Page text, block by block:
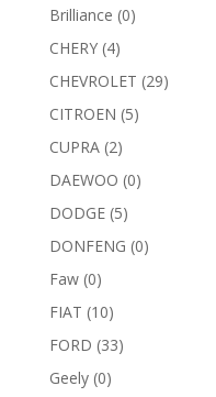
Brilliance (0)
CHERY (4)
CHEVROLET (29)
CITROEN (5)
CUPRA (2)
DAEWOO (0)
DODGE (5)
DONFENG (0)
Faw (0)
FIAT (10)
FORD (33)
Geely (0)